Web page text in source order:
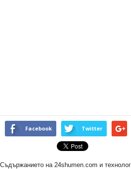
Facebook Twitter
Съдържанието на 24shumen.com и